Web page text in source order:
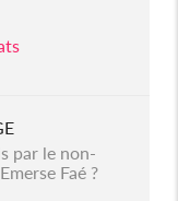
par le non-
Faé ?